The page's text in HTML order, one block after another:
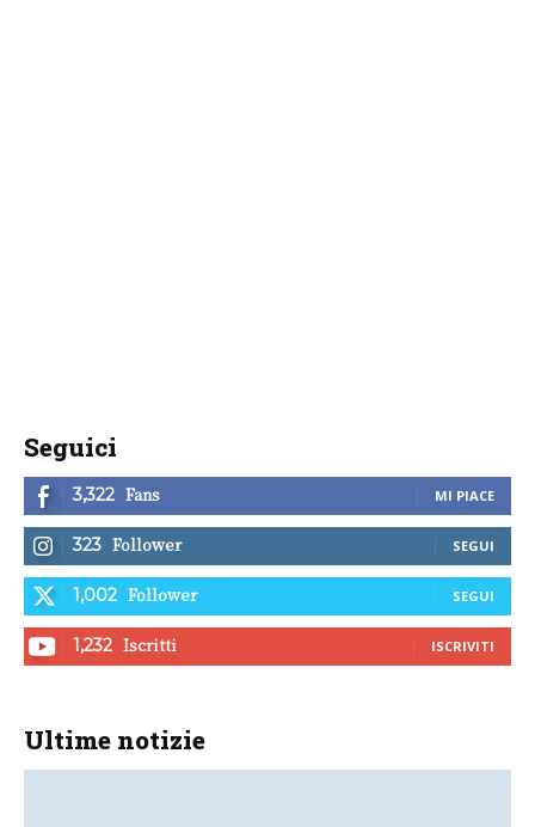
Seguici
3,322 Fans MI PIACE
323 Follower SEGUI
1,002 Follower SEGUI
1,232 Iscritti ISCRIVITI
Ultime notizie